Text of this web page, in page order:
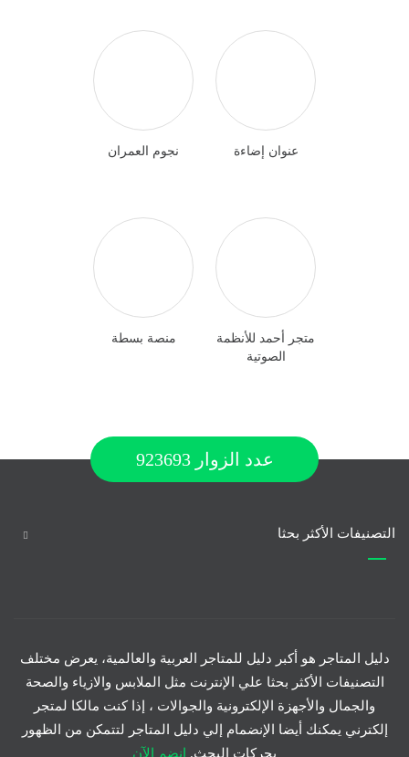
عنوان إضاءة نجوم العمران
متجر أحمد للأنظمة
الصوتية
منصة بسطة
عدد الزوار 923693
التصنيفات الأكثر بحثا
دليل المتاجر هو أكبر دليل للمتاجر العربية والعالمية، يعرض مختلف
التصنيفات الأكثر بحثا علي الإنترنت مثل الملابس والازياء والصحة
والجمال والأجهزة الإلكترونية والجوالات ، إذا كنت مالكا لمتجر
إلكترني يمكنك أيضا الإنضمام إلي دليل المتاجر لتتمكن من الظهور
بحركات البحث.
انضم الآن